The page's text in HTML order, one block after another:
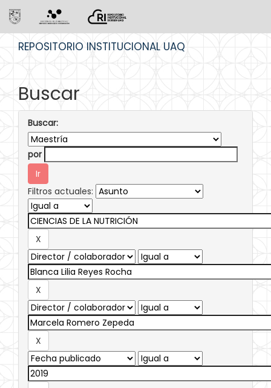
REPOSITORIO INSTITUCIONAL UAQ
Buscar
Buscar:
por
Filtros actuales: